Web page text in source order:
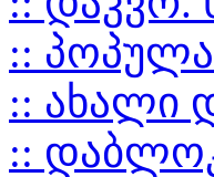
::
:: ახალი
::